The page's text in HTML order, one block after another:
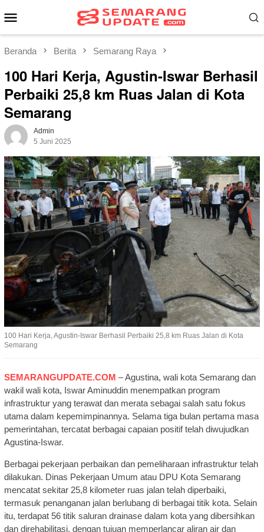
ke
Mobile
Beranda Berita Semarang Raya
100 Hari Kerja, Agustin-Iswar Berhasil
Perbaiki 25,8 km Ruas Jalan di Kota
Semarang
Admin
5 Juni 2025
100 Hari Kerja, Agustin-Iswar Berhasil Perbaiki 25,8 km Ruas Jalan di Kota
Semarang
SEMARANGUPDATE.COM – Agustina, wali kota Semarang dan
wakil wali kota, Iswar Aminuddin menempatkan program
infrastruktur yang terawat dan merata sebagai salah satu fokus
utama dalam kepemimpinannya. Selama tiga bulan pertama masa
pemerintahan, tercatat berbagai capaian positif telah diwujudkan
Agustina-Iswar.
Berbagai pekerjaan perbaikan dan pemeliharaan infrastruktur telah
dilakukan. Dinas Pekerjaan Umum atau DPU Kota Semarang
mencatat sekitar 25,8 kilometer ruas jalan telah diperbaiki,
termasuk penanganan jalan berlubang di berbagai titik kota. Selain
itu, terdapat 56 titik saluran drainase dalam kota yang dibersihkan
dan direhabilitasi, dengan tujuan memperlancar aliran air dan